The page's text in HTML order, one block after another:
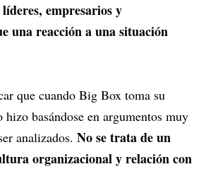
empresarios y
una reacción a una situación
que cuando Big Box toma su
hizo basándose en argumentos muy
analizados. No se trata de un
organizacional y relación con